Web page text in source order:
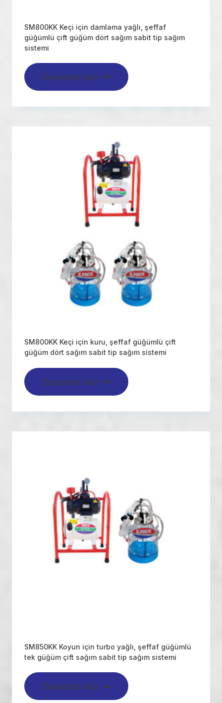
SM800KK Keçi için damlama yağlı, şeffaf
güğümlü çift güğüm dört sağım sabit tip sağım
sistemi
Devamını oku
SM800KK Keçi için kuru, şeffaf güğümlü çift
güğüm dört sağım sabit tip sağım sistemi
Devamını oku
SM850KK Koyun için turbo yağlı, şeffaf güğümlü
tek güğüm çift sağım sabit tip sağım sistemi
Devamını oku